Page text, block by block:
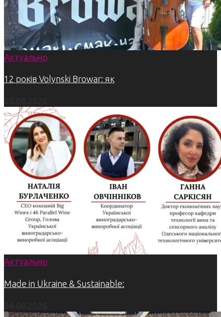
Актуально
12 років Volynski Browar: як
Актуально
Made in Ukraine & Sustainable: